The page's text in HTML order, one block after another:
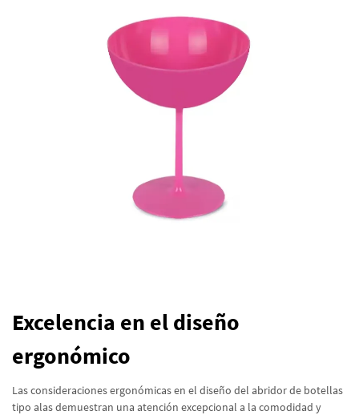
Excelencia en el diseño
ergonómico
Las consideraciones ergonómicas en el diseño del abridor de botellas
tipo alas demuestran una atención excepcional a la comodidad y